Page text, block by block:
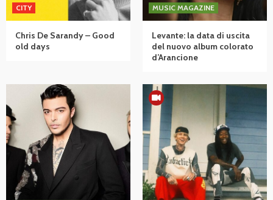
CITY
Chris De Sarandy – Good
old days
MUSIC MAGAZINE
Levante: la data di uscita
del nuovo album colorato
d’Arancione